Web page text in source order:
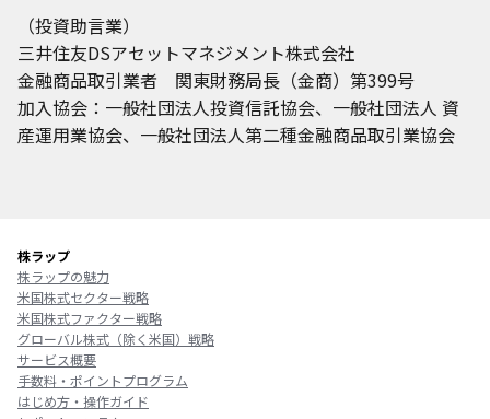
メール設定
メール通知設定を行うための画面です。
「積立結果通知」、「積立余力不足通知」、「購入・売
却完了通知」、「リバランス完了通知」の設定可能で
（投資助言業）
三井住友DSアセットマネジメント株式会社
金融商品取引業者 関東財務局長（金商）第399号
加入協会：一般社団法人投資信託協会、一般社団法人 資
産運用業協会、一般社団法人第二種金融商品取引業協会
株ラップ
株ラップの魅力
米国株式セクター戦略
米国株式ファクター戦略
グローバル株式（除く米国）戦略
サービス概要
手数料・ポイントプログラム
はじめ方・操作ガイド